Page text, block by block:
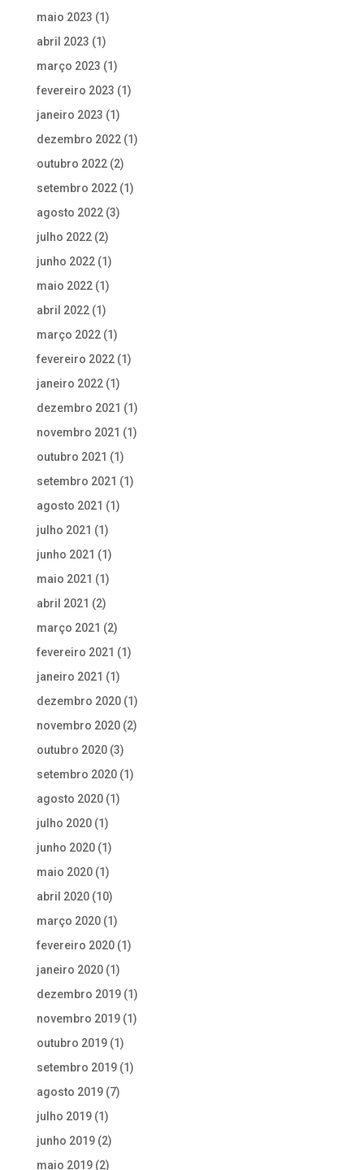
maio 2023 (1)
abril 2023 (1)
março 2023 (1)
fevereiro 2023 (1)
janeiro 2023 (1)
dezembro 2022(1)
outubro 2022(2)
setembro 2022(1)
agosto 2022(3)
julho 2022(2)
junho 2022(1)
maio 2022(1)
abril 2022(1)
março 2022(1)
fevereiro 2022(1)
janeiro 2022(1)
dezembro 2021 (1)
novembro 2021 (1)
outubro 2021 (1)
setembro 2021 (1)
agosto 2021 (1)
julho 2021 (1)
junho 2021 (1)
maio 2021 (1)
abril 2021 (2)
março 2021 (2)
fevereiro 2021 (1)
janeiro 2021 (1)
dezembro 2020(1)
novembro 2020(2)
outubro 2020(3)
setembro 2020(1)
agosto 2020(1)
julho 2020(1)
junho 2020(1)
maio 2020(1)
abril 2020(10)
março 2020(1)
fevereiro 2020(1)
janeiro 2020(1)
dezembro 2019(1)
novembro 2019(1)
outubro 2019(1)
setembro 2019(1)
agosto 2019(7)
julho 2019(1)
junho 2019(2)
maio 2019(2)